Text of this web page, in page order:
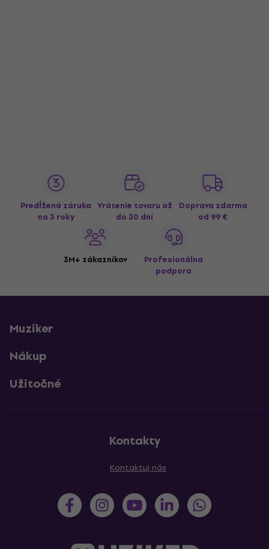
Predĺžená záruka
na 3 roky
Vrátenie tovaru až
do 30 dní
Doprava zdarma
od 99 €
3M+ zákazníkov
Profesionálna
podpora
Muziker
Nákup
Užitočné
Kontakty
Kontaktuj nás